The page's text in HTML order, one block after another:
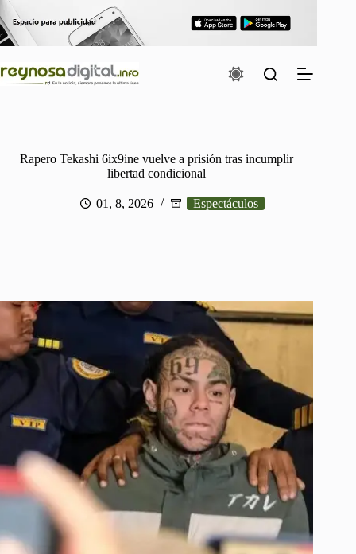
Saltar
al
contenido
Rapero Tekashi 6ix9ine vuelve a prisión tras incumplir
libertad condicional
01, 8, 2026 Espectáculos